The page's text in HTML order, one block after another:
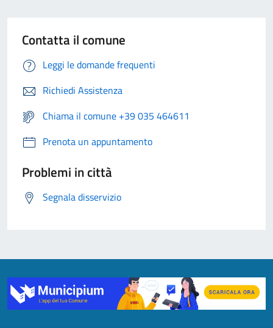
Contatta il comune
Leggi le domande frequenti
Richiedi Assistenza
Chiama il comune +39 035 464611
Prenota un appuntamento
Problemi in città
Segnala disservizio